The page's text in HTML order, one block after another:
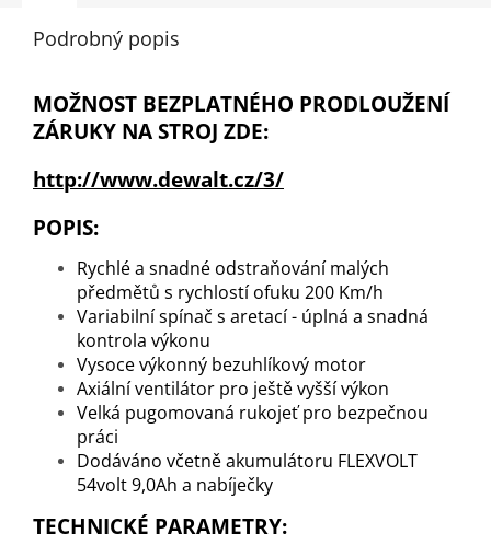
Podrobný popis
MOŽNOST BEZPLATNÉHO PRODLOUŽENÍ
ZÁRUKY NA STROJ ZDE:
http://www.dewalt.cz/3/
POPIS:
Rychlé a snadné odstraňování malých
předmětů s rychlostí ofuku 200 Km/h
Variabilní spínač s aretací - úplná a snadná
kontrola výkonu
Vysoce výkonný bezuhlíkový motor
Axiální ventilátor pro ještě vyšší výkon
Velká pugomovaná rukojeť pro bezpečnou
práci
Dodáváno včetně akumulátoru FLEXVOLT
54volt 9,0Ah a nabíječky
TECHNICKÉ PARAMETRY: